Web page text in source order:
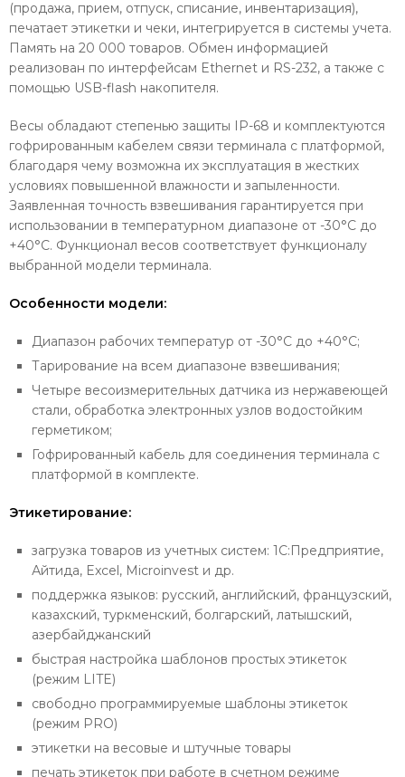
(продажа, прием, отпуск, списание, инвентаризация),
печатает этикетки и чеки, интегрируется в системы учета.
Память на 20 000 товаров. Обмен информацией
реализован по интерфейсам Ethernet и RS-232, а также с
помощью USB-flash накопителя.
Весы обладают степенью защиты IP-68 и комплектуются
гофрированным кабелем связи терминала с платформой,
благодаря чему возможна их эксплуатация в жестких
условиях повышенной влажности и запыленности.
Заявленная точность взвешивания гарантируется при
использовании в температурном диапазоне от -30°С до
+40°С. Функционал весов соответствует функционалу
выбранной модели терминала.
Особенности модели:
Диапазон рабочих температур от -30°С до +40°С;
Тарирование на всем диапазоне взвешивания;
Четыре весоизмерительных датчика из нержавеющей
стали, обработка электронных узлов водостойким
герметиком;
Гофрированный кабель для соединения терминала с
платформой в комплекте.
Этикетирование:
загрузка товаров из учетных систем: 1С:Предприятие,
Айтида, Excel, Microinvest и др.
поддержка языков: русский, английский, французский,
казахский, туркменский, болгарский, латышский,
азербайджанский
быстрая настройка шаблонов простых этикеток
(режим LITE)
свободно программируемые шаблоны этикеток
(режим PRO)
этикетки на весовые и штучные товары
печать этикеток при работе в счетном режиме